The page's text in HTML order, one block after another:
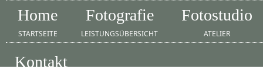
Home
STARTSEITE
Fotografie
LEISTUNGSÜBERSICHT
Fotostudio
ATELIER
Kontakt